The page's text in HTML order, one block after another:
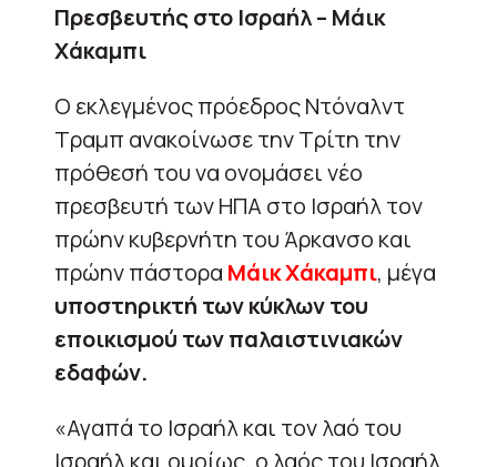
Πρεσβευτής στο Ισραήλ – Μάικ
Χάκαμπι
Ο εκλεγμένος πρόεδρος Ντόναλντ
Τραμπ ανακοίνωσε την Τρίτη την
πρόθεσή του να ονομάσει νέο
πρεσβευτή των ΗΠΑ στο Ισραήλ τον
πρώην κυβερνήτη του Άρκανσο και
πρώην πάστορα Μάικ Χάκαμπι, μέγα
υποστηρικτή των κύκλων του
εποικισμού των παλαιστινιακών
εδαφών.
«Αγαπά το Ισραήλ και τον λαό του
Ισραήλ και ομοίως, ο λαός του Ισραήλ